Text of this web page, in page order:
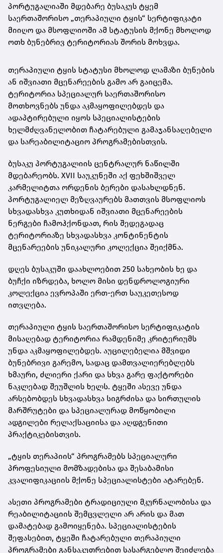
პორტუგალიაში მდებარე ბუსაკუს ტყემ
საერთაშორისო „თერაპიული ტყის“ სერტიფიკატი
მიიღო და მსოფლიოში ამ სტატუსის მქონე მხოლოდ
ოთხ ბუნებრივ ტერიტორიას შორის მოხვდა.
თერაპიული ტყის სტატუსი მხოლოდ ლამაზი ბუნების
ან იშვიათი მცენარეების გამო არ გაიცემა.
ტერიტორია სპეციალურ საერთაშორისო
მოთხოვნებს უნდა აკმაყოფილებდეს და
ადაპტირებული იყოს სპეციალისტების
ხელმძღვანელობით ჩატარებული გამაჯანსაღებელი
და სარეაბილიტაციო პროგრამებისთვის.
ბუსაკუ პორტუგალიის ცენტრალურ ნაწილში
მდებარეობს. XVII საუკუნეში აქ ფეხშიშველ
კარმელიტთა ორდენის ბერები დასახლდნენ.
პორტუგალიელ მეზღვაურებს მათთვის მსოფლიოს
სხვადასხვა კუთხიდან იშვიათი მცენარეების
ნერგები ჩამოჰქონდათ, რის შედეგადაც
ტერიტორიაზე სხვადასხვა კონტინენტის
მცენარეების უნიკალური კოლექცია შეიქმნა.
დღეს ბუსაკუში დაახლოებით 250 სახეობის ხე და
ბუჩქი იზრდება, ხოლო მისი დენდროლოგიური
კოლექცია ევროპაში ერთ-ერთ საუკეთესოდ
ითვლება.
თერაპიული ტყის საერთაშორისო სერტიფიკატის
მისაღებად ტერიტორია რამდენიმე კრიტერიუმს
უნდა აკმაყოფილებდეს. აუცილებელია მშვიდი
ბუნებრივი გარემო, სადაც დამთვალიერებლებს
ხმაური, ძლიერი ქარი და სხვა გარე ფაქტორები
ნაკლებად შეუშლის ხელს. ტყეში ასევე უნდა
არსებობდეს სხვადასხვა სიგრძისა და სირთულის
მარშრუტები და სპეციალურად მოწყობილი
ადგილები რელაქსაციისა და აღდგენითი
პრაქტიკებისთვის.
„ტყის თერაპიის“ პროგრამებს სპეციალური
პროფესიული მომზადებისა და შესაბამისი
კვალიფიკაციის მქონე სპეციალისტები ატარებენ.
ასეთი პროგრამები ტრადიციული მკურნალობისა და
რეაბილიტაციის შემცვლელი არ არის და მათ
დამატებად გამოიყენება. სპეციალისტების
შეფასებით, ტყეში ჩატარებული თერაპიული
პროგრამები განსაკუთრებით სასარგებლო შეიძლება